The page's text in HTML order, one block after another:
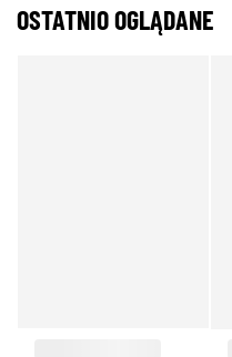
OSTATNIO OGLĄDANE